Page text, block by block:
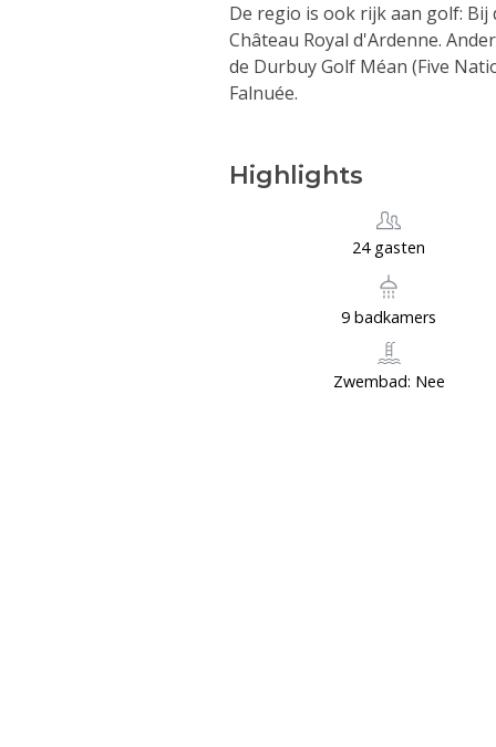
De regio is ook rijk aan golf: Bij
Château Royal d'Ardenne.
de Durbuy Golf Méan (Five
Falnuée.
Highlights
24 gasten
9 badkamers
Zwembad: Nee